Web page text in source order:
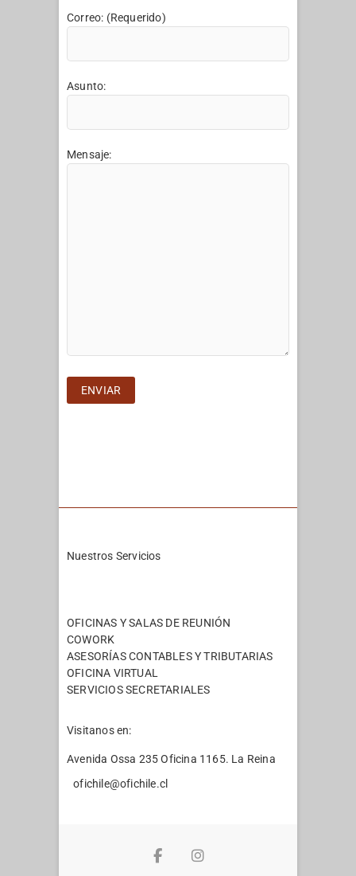
Correo: (Requerido)
Asunto:
Mensaje:
Nuestros Servicios
OFICINAS Y SALAS DE REUNIÓN
COWORK
ASESORÍAS CONTABLES Y TRIBUTARIAS
OFICINA VIRTUAL
SERVICIOS SECRETARIALES
Visitanos en:
Avenida Ossa 235 Oficina 1165. La Reina
ofichile@ofichile.cl
FacebookInstagram